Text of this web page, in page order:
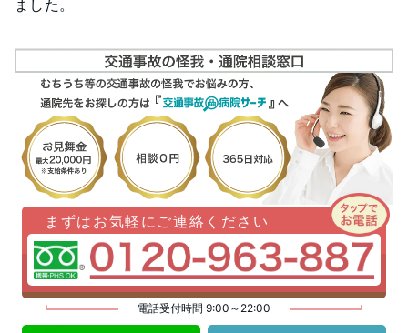
ました。
まずはお気軽にご連絡ください
電話受付時間 9:00～22:00